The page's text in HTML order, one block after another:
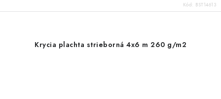
Kód: BST14613
Krycia plachta strieborná 4x6 m 260 g/m2